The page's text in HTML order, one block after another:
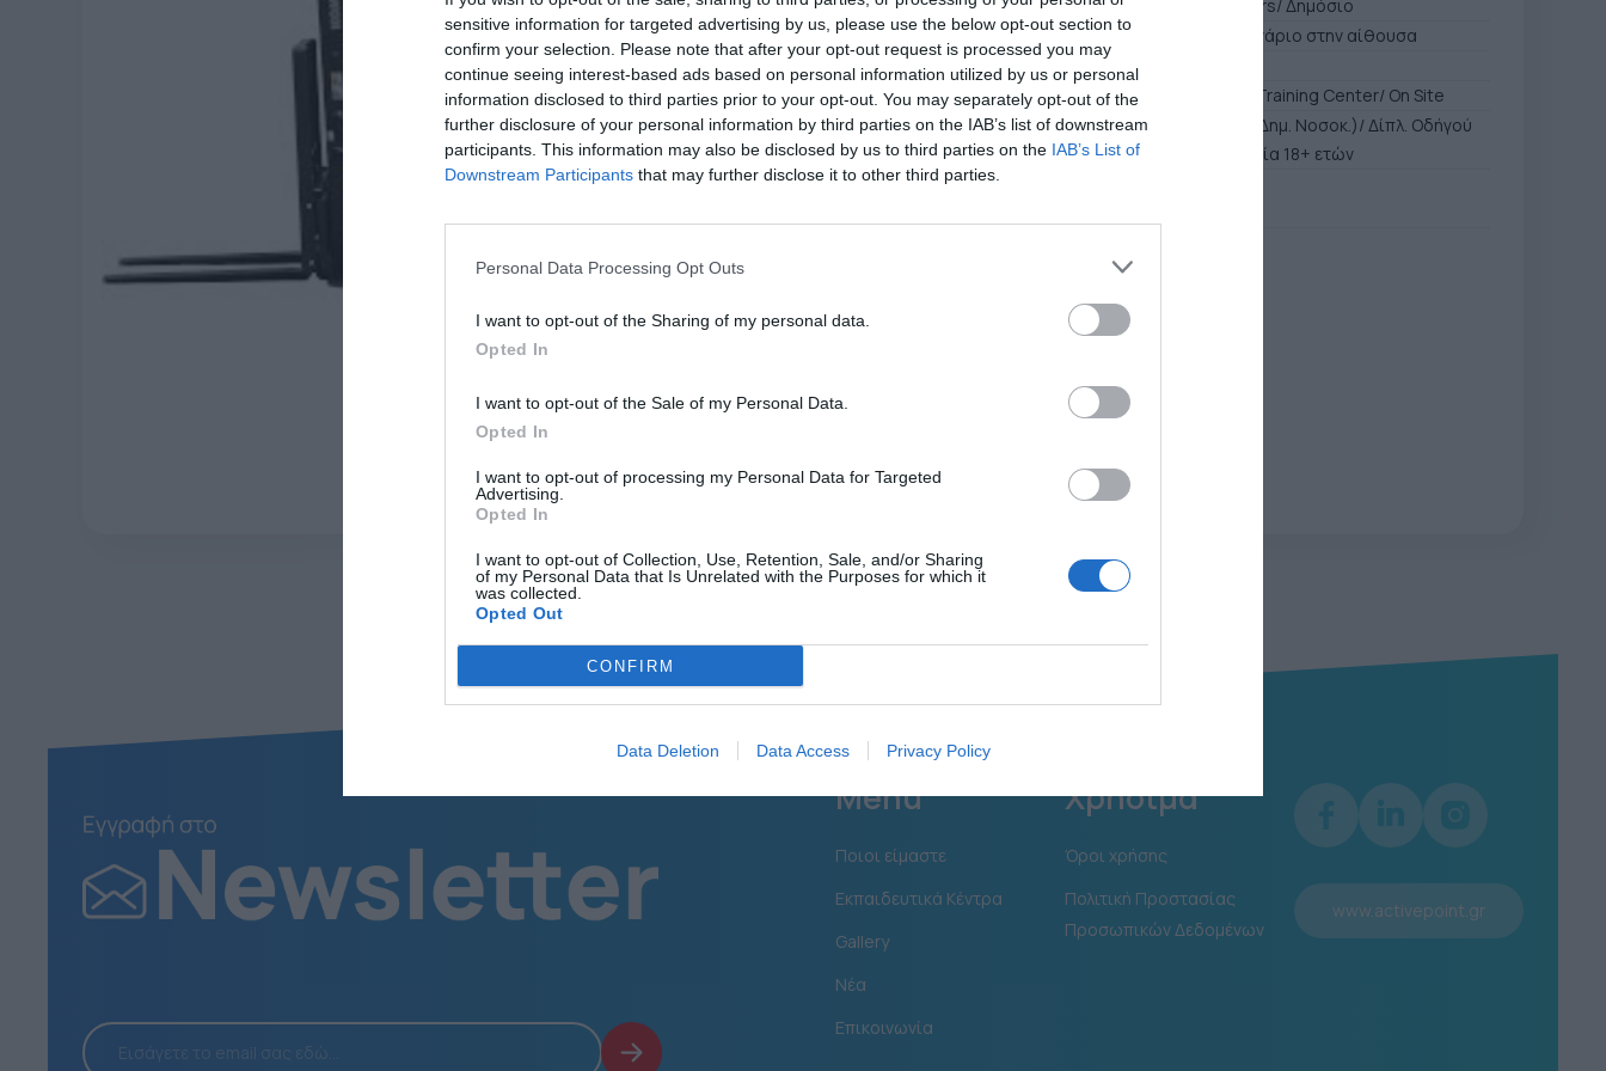
sensitive information for targeted advertising by us, please use the below opt-out section to
confirm your selection. Please note that after your opt-out request is processed you may
continue seeing interest-based ads based on personal information utilized by us or personal
information disclosed to third parties prior to your opt-out. You may separately opt-out of the
further disclosure of your personal information by third parties on the IAB’s list of downstream
participants. This information may also be disclosed by us to third parties on the IAB’s List of
Downstream Participants that may further disclose it to other third parties.
Personal Data Processing Opt Outs
I want to opt-out of the Sharing of my personal data.
Opted In
I want to opt-out of the Sale of my Personal Data.
Opted In
I want to opt-out of processing my Personal Data for Targeted
Advertising.
Opted In
I want to opt-out of Collection, Use, Retention, Sale, and/or Sharing
of my Personal Data that Is Unrelated with the Purposes for which it
was collected.
Opted Out
CONFIRM
Data Deletion Data Access Privacy Policy
μηχανήματα/ Εμπόριο/ Logistic Centers/ Δημόσιο
Τρόπος εκπαίδευσης
Απαραίτητη πρακτική εξάσκηση/ Σεμινάριο στην αίθουσα
Πιστοποιητικό
ACTIVE POINT
Τόπος διεξαγωγής
Αθήνα Training Center/ Θεσσαλονίκη Training Center/ On Site
Προϋποθέσεις Σμτχ
Υπ. δήλωση/ Πιστοποιητικό γιατρού (Δημ. Νοσοκ.)/ Δίπλ. Οδήγού
Αυτ/του β' Κατ./ Απόφ. Γυμνασίου/ Ηλικία 18+ ετών
Ανανέωση (σε
Menu
Ποιοι είμαστε
Εκπαιδευτικά Κέντρα
Gallery
Νέα
Επικοινωνία
Χρήσιμα
Όροι χρήσης
Πολιτική Προστασίας
Προσωπικών Δεδομένων
www.activepoint.gr